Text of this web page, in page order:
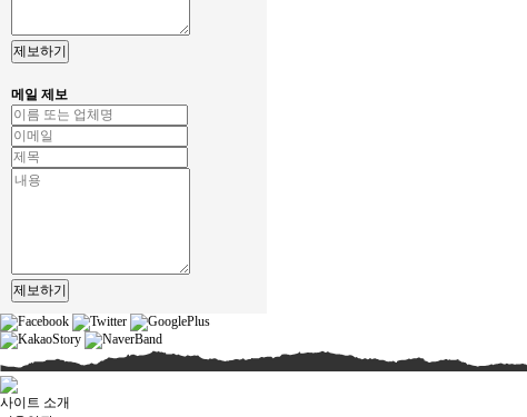
제보하기
메일 제보
제보하기
사이트 소개